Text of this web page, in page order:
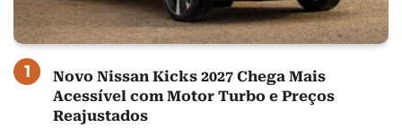
Novo Nissan Kicks 2027 Chega Mais
Acessível com Motor Turbo e Preços
Reajustados